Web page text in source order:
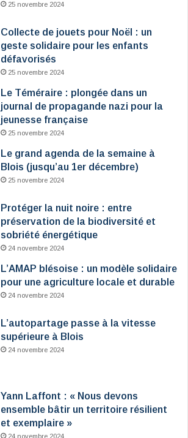
25 novembre 2024
Collecte de jouets pour Noël : un
geste solidaire pour les enfants
défavorisés
25 novembre 2024
Le Téméraire : plongée dans un
journal de propagande nazi pour la
jeunesse française
25 novembre 2024
Le grand agenda de la semaine à
Blois (jusqu’au 1er décembre)
25 novembre 2024
Protéger la nuit noire : entre
préservation de la biodiversité et
sobriété énergétique
24 novembre 2024
L’AMAP blésoise : un modèle solidaire
pour une agriculture locale et durable
24 novembre 2024
L’autopartage passe à la vitesse
supérieure à Blois
24 novembre 2024
Yann Laffont : « Nous devons
ensemble bâtir un territoire résilient
et exemplaire »
24 novembre 2024